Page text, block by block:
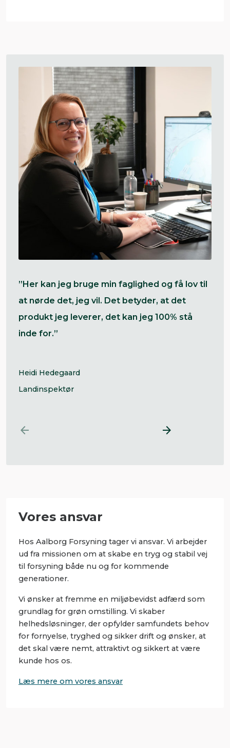
”Her kan jeg bruge min faglighed og få lov til
at nørde det, jeg vil. Det betyder, at det
produkt jeg leverer, det kan jeg 100% stå
inde for.”
Heidi Hedegaard
Landinspektør


Vores ansvar
Hos Aalborg Forsyning tager vi ansvar. Vi arbejder
ud fra missionen om at skabe en tryg og stabil vej
til forsyning både nu og for kommende
generationer.
Vi ønsker at fremme en miljøbevidst adfærd som
grundlag for grøn omstilling. Vi skaber
helhedsløsninger, der opfylder samfundets behov
for fornyelse, tryghed og sikker drift og ønsker, at
det skal være nemt, attraktivt og sikkert at være
kunde hos os.
Læs mere om vores ansvar